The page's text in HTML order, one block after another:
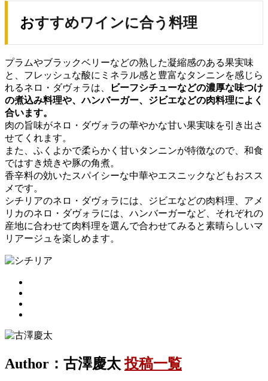
おすすめワインに合う料理
プラムやブラックベリーなどの熟した凝縮感のある果実味
と、フレッシュな酸にミネラル感と豊富なタンニンを感じら
れるネロ・ダヴォラは、
ビーフシチューなどの濃厚な味つけ
の煮込み料理や、ハンバーガー、ジビエなどの肉料理によく
合います。
肉の旨味がネロ・ダヴォラの華やかな甘い果実味を引き出さ
せてくれます。
また、ふくよかで柔らかく甘いタンニンが特徴なので、和食
ではすき焼きや豚の角煮。
香辛料の効いたスパイシーな中華やエスニックなどもおスス
メです。
シチリアのネロ・ダヴォラには、ジビエなどの肉料理、アメ
リカのネロ・ダヴォラには、ハンバーガーなど、それぞれの
産地に合わせて肉料理を選んで合わせてみると素晴らしいマ
リアージュを楽しめます。
Author：古澤慶太投稿一覧